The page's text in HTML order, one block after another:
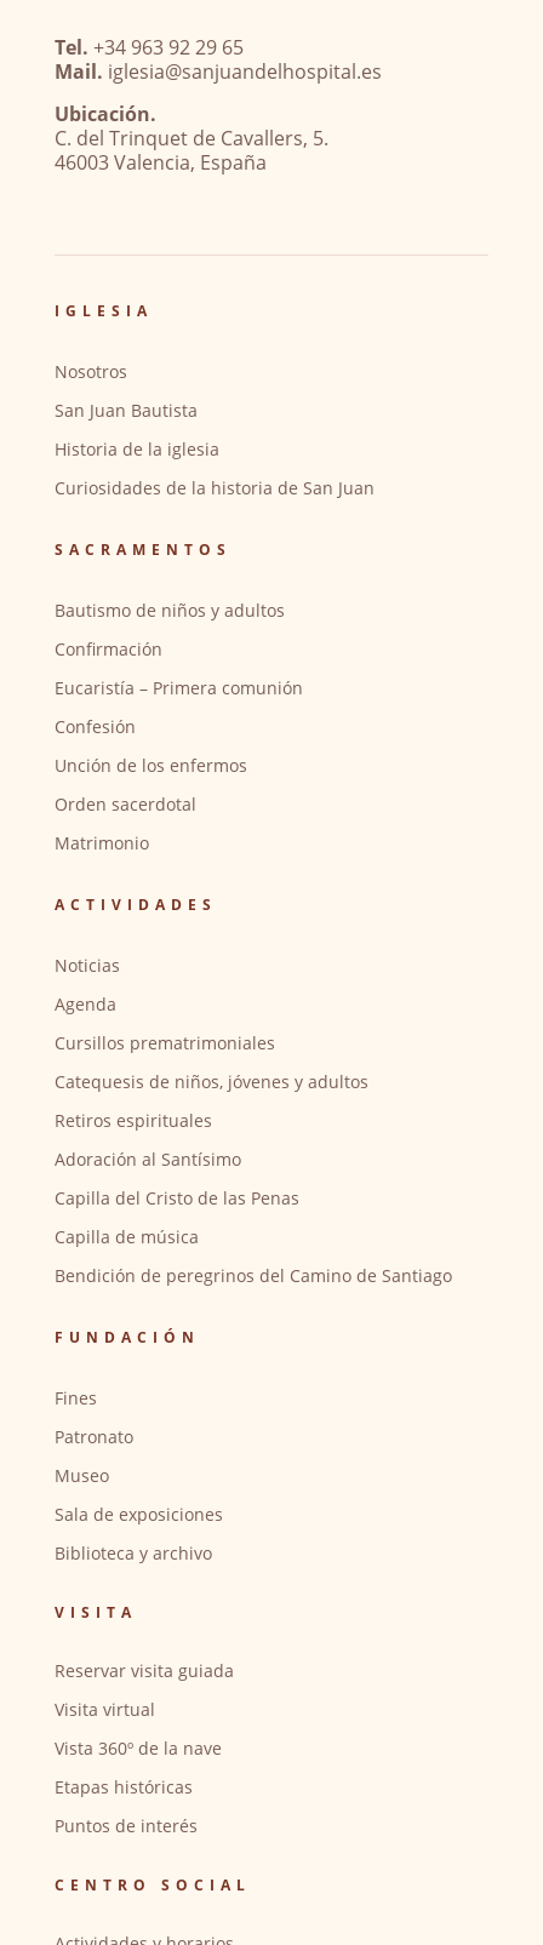
Tel. +34 963 92 29 65
Mail. iglesia@sanjuandelhospital.es
Ubicación.
C. del Trinquet de Cavallers, 5.
46003 Valencia, España
IGLESIA
Nosotros
San Juan Bautista
Historia de la iglesia
Curiosidades de la historia de San Juan
SACRAMENTOS
Bautismo de niños y adultos
Confirmación
Eucaristía – Primera comunión
Confesión
Unción de los enfermos
Orden sacerdotal
Matrimonio
ACTIVIDADES
Noticias
Agenda
Cursillos prematrimoniales
Catequesis de niños, jóvenes y adultos
Retiros espirituales
Adoración al Santísimo
Capilla del Cristo de las Penas
Capilla de música
Bendición de peregrinos del Camino de Santiago
FUNDACIÓN
Fines
Patronato
Museo
Sala de exposiciones
Biblioteca y archivo
VISITA
Reservar visita guiada
Visita virtual
Vista 360º de la nave
Etapas históricas
Puntos de interés
CENTRO SOCIAL